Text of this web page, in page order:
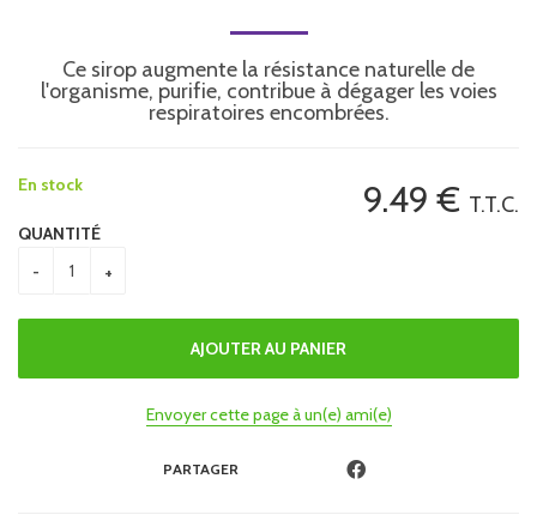
Ce sirop augmente la résistance naturelle de
l'organisme, purifie, contribue à dégager les voies
respiratoires encombrées.
9.49 € T.T.C.
En stock
QUANTITÉ
Envoyer cette page à un(e) ami(e)
PARTAGER